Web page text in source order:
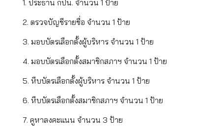
1. ประธาน กปน. จำนวน 1 ป้าย
2. ตรวจบัญชีรายชื่อ จำนวน 1 ป้าย
3. มอบบัตรเลือกตั้งผู้บริหาร จำนวน 1 ป้าย
4. มอบบัตรเลือกตั้งสมาชิกสภาฯ จำนวน 1 ป้าย
5. หีบบัตรเลือกตั้งผู้บริหาร จำนวน 1 ป้าย
6. หีบบัตรเลือกตั้งสมาชิกสภาฯ จำนวน 1 ป้าย
7. คูหาลงคะแนน จำนวน 3 ป้าย